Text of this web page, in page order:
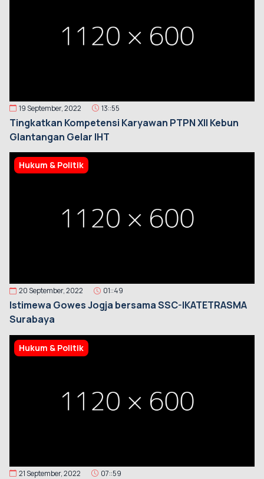
19 September, 2022 13::55
Tingkatkan Kompetensi Karyawan PTPN XII Kebun
Glantangan Gelar IHT
Hukum & Politik
20 September, 2022 01::49
Istimewa Gowes Jogja bersama SSC-IKATETRASMA
Surabaya
Hukum & Politik
21 September, 2022 07::59